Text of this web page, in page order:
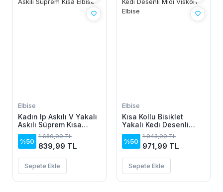
Elbise
Kadın Ip Askılı V Yakalı
Askılı Süprem Kısa
Elbise
%50
1.680,99 TL
839,99 TL
Sepete Ekle
Elbise
Kısa Kollu Bisiklet
Yakalı Kedı Desenli
Midi Vıskon Elbise
%50
1.943,99 TL
971,99 TL
Sepete Ekle